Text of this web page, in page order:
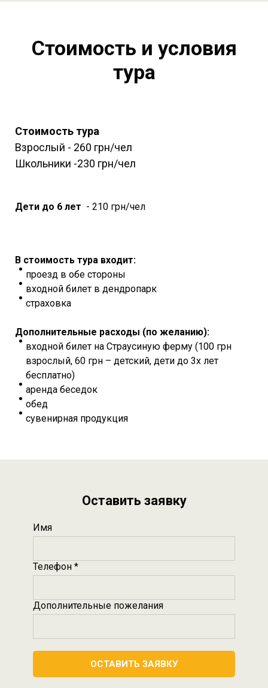
Стоимость и условия
тура
Стоимость тура
Взрослый - 260 грн/чел
Школьники -230 грн/чел
Дети до 6 лет - 210 грн/чел
В стоимость тура входит:
проезд в обе стороны
входной билет в дендропарк
страховка
Дополнительные расходы (по желанию):
входной билет на Страусиную ферму (100 грн
взрослый, 60 грн – детский, дети до 3х лет
бесплатно)
аренда беседок
обед
сувенирная продукция
Оставить заявку
Имя
Телефон *
Дополнительные пожелания
ОСТАВИТЬ ЗАЯВКУ